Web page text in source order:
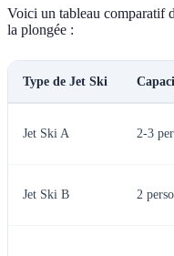
Voici un tableau comparatif
la plongée :
Type de Jet Ski
Jet Ski A 2-3
Jet Ski B 2